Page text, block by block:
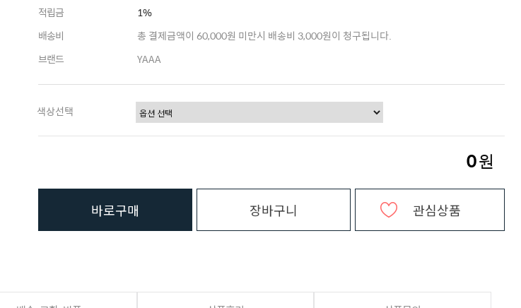
적립금
1%
배송비
총 결제금액이 60,000원 미만시 배송비 3,000원이 청구됩니다.
브랜드
YAAA
색상선택
0원
바로구매 장바구니 관심상품